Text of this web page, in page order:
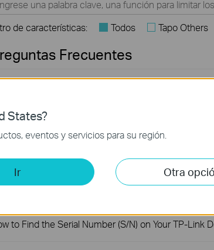
de características: Todos Tapo Others
Frecuentes
are the most frequent asked questions about the
the capacity (mAh) and the charge
power bank
to Find the Serial Number (S/N) on Your TP-Link
States?
eventos y servicios para su región.
Ir Otra